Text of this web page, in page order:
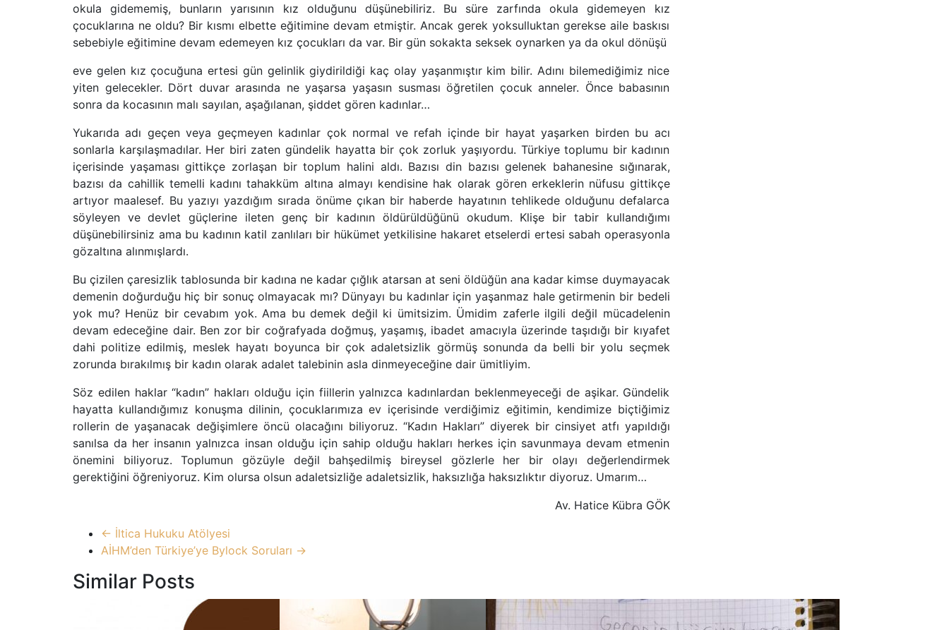
okula gidememiş, bunların yarısının kız olduğunu düşünebiliriz. Bu süre zarfında okula gidemeyen kız
çocuklarına ne oldu? Bir kısmı elbette eğitimine devam etmiştir. Ancak gerek yoksulluktan gerekse aile baskısı
sebebiyle eğitimine devam edemeyen kız çocukları da var. Bir gün sokakta seksek oynarken ya da okul dönüşü
eve gelen kız çocuğuna ertesi gün gelinlik giydirildiği kaç olay yaşanmıştır kim bilir. Adını bilemediğimiz nice
yiten gelecekler. Dört duvar arasında ne yaşarsa yaşasın susması öğretilen çocuk anneler. Önce babasının
sonra da kocasının malı sayılan, aşağılanan, şiddet gören kadınlar…
Yukarıda adı geçen veya geçmeyen kadınlar çok normal ve refah içinde bir hayat yaşarken birden bu acı
sonlarla karşılaşmadılar. Her biri zaten gündelik hayatta bir çok zorluk yaşıyordu. Türkiye toplumu bir kadının
içerisinde yaşaması gittikçe zorlaşan bir toplum halini aldı. Bazısı din bazısı gelenek bahanesine sığınarak,
bazısı da cahillik temelli kadını tahakküm altına almayı kendisine hak olarak gören erkeklerin nüfusu gittikçe
artıyor maalesef. Bu yazıyı yazdığım sırada önüme çıkan bir haberde hayatının tehlikede olduğunu defalarca
söyleyen ve devlet güçlerine ileten genç bir kadının öldürüldüğünü okudum. Klişe bir tabir kullandığımı
düşünebilirsiniz ama bu kadının katil zanlıları bir hükümet yetkilisine hakaret etselerdi ertesi sabah operasyonla
gözaltına alınmışlardı.
Bu çizilen çaresizlik tablosunda bir kadına ne kadar çığlık atarsan at seni öldüğün ana kadar kimse duymayacak
demenin doğurduğu hiç bir sonuç olmayacak mı? Dünyayı bu kadınlar için yaşanmaz hale getirmenin bir bedeli
yok mu? Henüz bir cevabım yok. Ama bu demek değil ki ümitsizim. Ümidim zaferle ilgili değil mücadelenin
devam edeceğine dair. Ben zor bir coğrafyada doğmuş, yaşamış, ibadet amacıyla üzerinde taşıdığı bir kıyafet
dahi politize edilmiş, meslek hayatı boyunca bir çok adaletsizlik görmüş sonunda da belli bir yolu seçmek
zorunda bırakılmış bir kadın olarak adalet talebinin asla dinmeyeceğine dair ümitliyim.
Söz edilen haklar “kadın” hakları olduğu için fiillerin yalnızca kadınlardan beklenmeyeceği de aşikar. Gündelik
hayatta kullandığımız konuşma dilinin, çocuklarımıza ev içerisinde verdiğimiz eğitimin, kendimize biçtiğimiz
rollerin de yaşanacak değişimlere öncü olacağını biliyoruz. “Kadın Hakları” diyerek bir cinsiyet atfı yapıldığı
sanılsa da her insanın yalnızca insan olduğu için sahip olduğu hakları herkes için savunmaya devam etmenin
önemini biliyoruz. Toplumun gözüyle değil bahşedilmiş bireysel gözlerle her bir olayı değerlendirmek
gerektiğini öğreniyoruz. Kim olursa olsun adaletsizliğe adaletsizlik, haksızlığa haksızlıktır diyoruz. Umarım…
Av. Hatice Kübra GÖK
← İltica Hukuku Atölyesi
AİHM’den Türkiye’ye Bylock Soruları →
Similar Posts